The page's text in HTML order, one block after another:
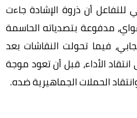
للتفاعل أن ذروة الإشادة جاءت
مدفوعة بتصدياته الحاسمة
فيما تحولت النقاشات بعد
الأداء، قبل أن تعود موجة
الحملات الجماهيرية ضده.